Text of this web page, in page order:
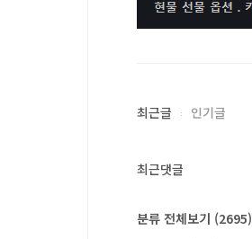
최근글 인기글
최근댓글
분류 전체보기 (2695)